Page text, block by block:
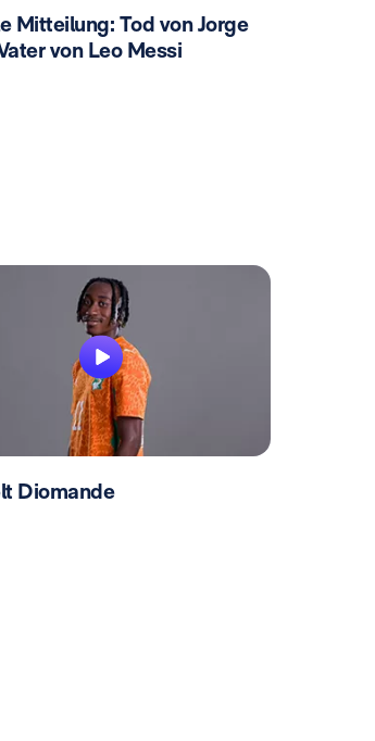
Mitteilung: Tod von Jorge
von Leo Messi
Diomande